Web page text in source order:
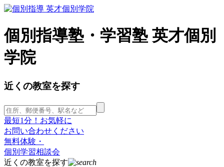
個別指導塾・学習塾 英才個別
学院
近くの教室を探す
最短1分！お気軽に
お問い合わせください
無料体験・
個別学習相談会
近くの教室を探す